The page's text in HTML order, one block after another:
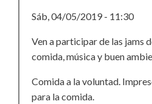
Sáb, 04/05/2019 - 11:30
Ven a participar de las jams
comida, música y buen
Comida a la voluntad.
para la comida.